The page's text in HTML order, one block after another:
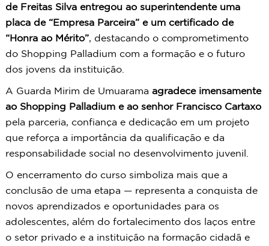
de Freitas Silva entregou ao superintendente uma
placa de “Empresa Parceira” e um certificado de
“Honra ao Mérito”, destacando o comprometimento
do Shopping Palladium com a formação e o futuro
dos jovens da instituição.
A Guarda Mirim de Umuarama agradece imensamente
ao Shopping Palladium e ao senhor Francisco Cartaxo
pela parceria, confiança e dedicação em um projeto
que reforça a importância da qualificação e da
responsabilidade social no desenvolvimento juvenil.
O encerramento do curso simboliza mais que a
conclusão de uma etapa — representa a conquista de
novos aprendizados e oportunidades para os
adolescentes, além do fortalecimento dos laços entre
o setor privado e a instituição na formação cidadã e